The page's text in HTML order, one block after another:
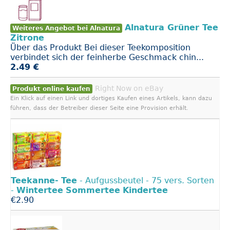
Weiteres Angebot bei Alnatura
Alnatura Grüner Tee
Zitrone
Über das Produkt Bei dieser Teekomposition
verbindet sich der feinherbe Geschmack chin...
2.49 €
Produkt online kaufen Right Now on eBay
Ein Klick auf einen Link und dortiges Kaufen eines Artikels, kann dazu
führen, dass der Betreiber dieser Seite eine Provision erhält.
Teekanne- Tee - Aufgussbeutel - 75 vers. Sorten
- Wintertee Sommertee Kindertee
€2.90